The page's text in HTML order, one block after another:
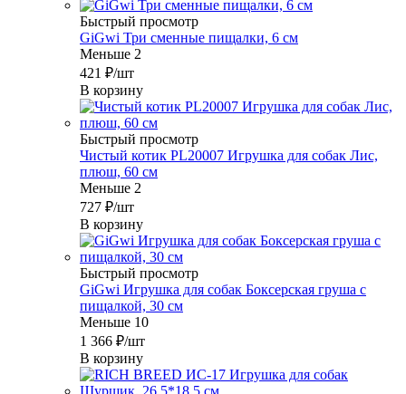
Быстрый просмотр
GiGwi Три сменные пищалки, 6 см
Меньше 2
421 ₽/шт
В корзину
Быстрый просмотр
Чистый котик PL20007 Игрушка для собак Лис,
плюш, 60 см
Меньше 2
727 ₽/шт
В корзину
Быстрый просмотр
GiGwi Игрушка для собак Боксерская груша с
пищалкой, 30 см
Меньше 10
1 366 ₽/шт
В корзину